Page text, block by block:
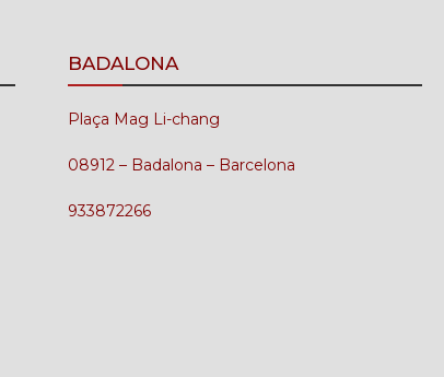
BADALONA
Plaça Mag Li-chang
08912 – Badalona – Barcelona
933872266